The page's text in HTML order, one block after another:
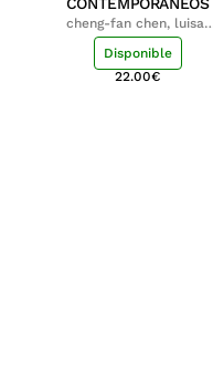
cheng-fan chen, luisa;
shu-ying chang, luisa
Disponible
22.00€